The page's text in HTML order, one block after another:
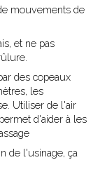
mouvements de
et ne pas
des copeaux
les
Utiliser de l'air
d'aider à les
de l'usinage, ça